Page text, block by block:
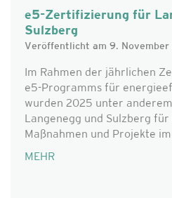
e5-Zertifizierung für
Sulzberg
Veröffentlicht am 9. November
Im Rahmen der jährlichen
e5-Programms für
wurden 2025 unter
Langenegg und Sulzberg
Maßnahmen und Projekte
MEHR